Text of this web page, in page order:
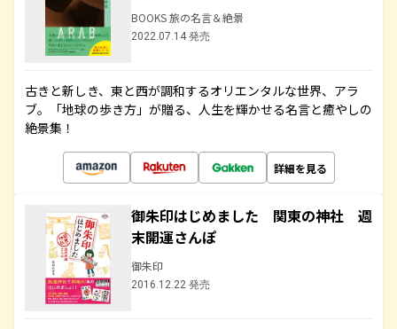
BOOKS 旅の名言＆絶景
2022.07.14 発売
古きと新しき、東と西が調和するオリエンタルな世界、アラ
ブ。「地球の歩き方」が贈る、人生を輝かせる名言と癒やしの
絶景集！
詳細を見る
御朱印はじめました 関東の神社 週
末開運さんぽ
御朱印
2016.12.22 発売